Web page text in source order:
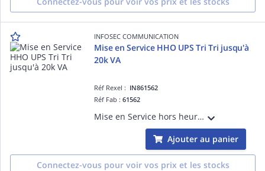
INFOSEC COMMUNICATION
Mise en Service HHO UPS Tri Tri jusqu'à
20k VA
Réf Rexel : IN861562
Réf Fab :61562
Mise en Service hors heures ouvrées Onduleur Tri Tri jusqu'à 20k VA (D365) Hors Manutention, Enlèvement, Recyclage sur toutes les refs
Ajouter au panier
Connectez-vous pour voir vos prix et les stocks